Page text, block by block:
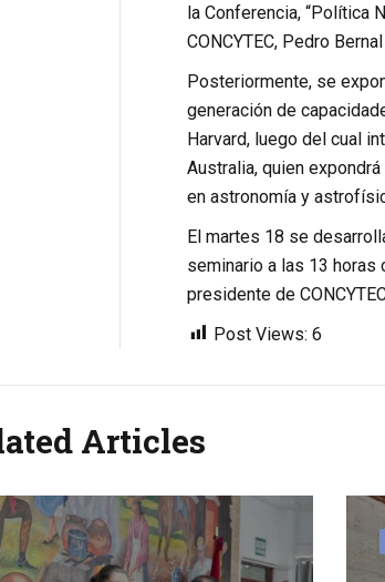
la Conferencia, “Política
CONCYTEC, Pedro
Posteriormente, se
generación de
Harvard, luego del cual
Australia, quien
en astronomía y
El martes 18 se
seminario a las 13 horas
presidente de
Post Views: 6
Articles